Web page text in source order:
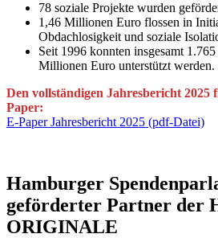
78 soziale Projekte wurden
1,46 Millionen Euro flossen in
Obdachlosigkeit und soziale
Seit 1996 konnten insgesamt
Millionen Euro unterstützt werden.
Den vollständigen Jahresbericht 2025
Paper:
E-Paper Jahresbericht 2025 (pdf-Datei)
Hamburger
geförderter Partner der
ORIGINALE